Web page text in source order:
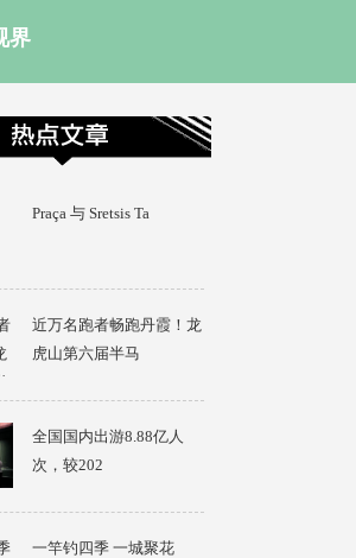
界
Praça 与 Sretsis Ta
近万名跑者畅跑丹霞！龙
虎山第六届半马
全国国内出游8.88亿人
次，较202
一竿钓四季 一城聚花